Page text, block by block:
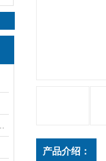
产品介绍：